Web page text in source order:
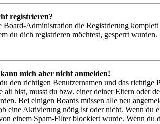
registrieren?
Board-Administration die Registrierung
du dich registrieren möchtest, gesperrt
mich aber nicht anmelden!
den richtigen Benutzernamen und das
alt bist, musst du bzw. einer deiner Eltern oder
Bei einigen Boards müssen alle neu
eine Aktivierung nötig ist oder nicht. Wenn du
einem Spam-Filter blockiert wurde. Wenn du